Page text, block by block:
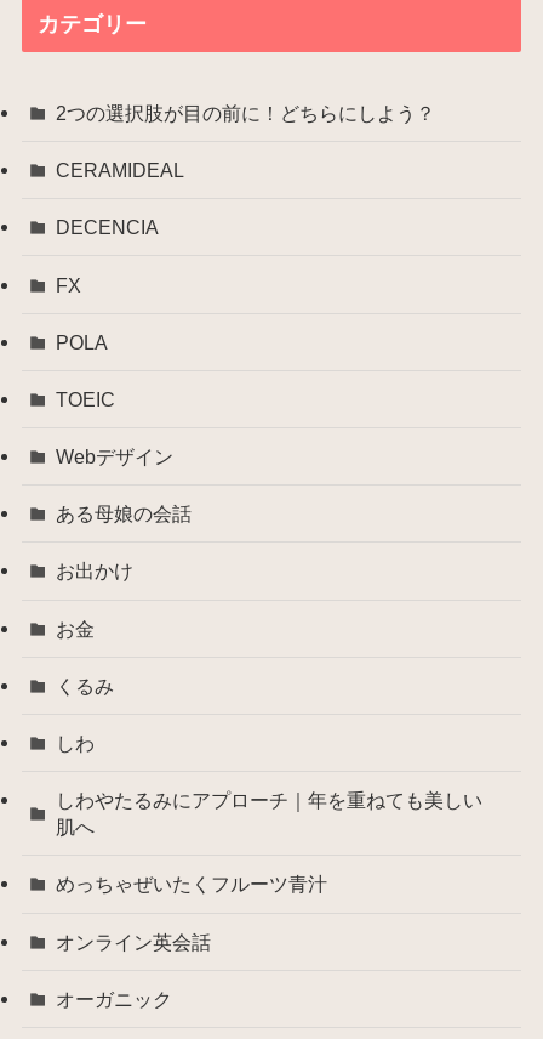
カテゴリー
2つの選択肢が目の前に！どちらにしよう？
CERAMIDEAL
DECENCIA
FX
POLA
TOEIC
Webデザイン
ある母娘の会話
お出かけ
お金
くるみ
しわ
しわやたるみにアプローチ｜年を重ねても美しい
肌へ
めっちゃぜいたくフルーツ青汁
オンライン英会話
オーガニック